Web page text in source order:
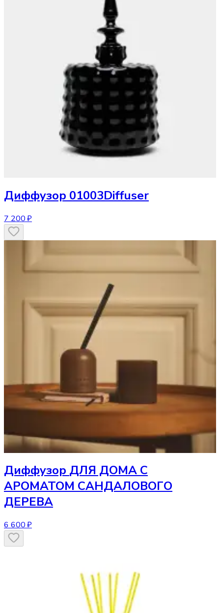
Диффузор 01003Diffuser
7 200 ₽
Диффузор ДЛЯ ДОМА С
АРОМАТОМ САНДАЛОВОГО
ДЕРЕВА
6 600 ₽